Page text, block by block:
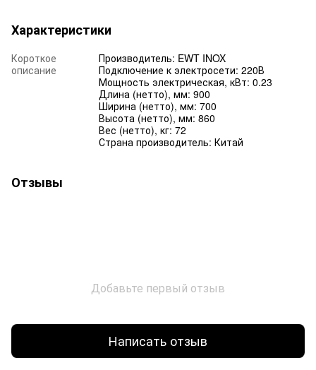
Характеристики
Короткое
описание
Производитель: EWT INOX
Подключение к электросети: 220В
Мощность электрическая, кВт: 0.23
Длина (нетто), мм: 900
Ширина (нетто), мм: 700
Высота (нетто), мм: 860
Вес (нетто), кг: 72
Страна производитель: Китай
Отзывы
Добавьте первый отзыв
Написать отзыв